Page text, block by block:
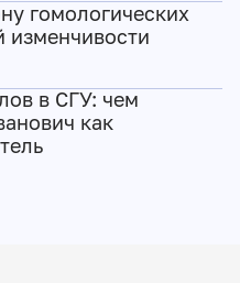
гомологических
изменчивости
в СГУ: чем
как